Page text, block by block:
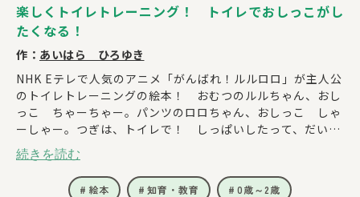
楽しくトイレトレーニング！ トイレでおしっこがし
たくなる！
作： あいはら ひろゆき
NHK Eテレで人気のアニメ「がんばれ！ルルロロ」が主人公
のトイレトレーニングの絵本！ おむつのルルちゃん、おし
っこ ちゃーちゃー。パンツのロロちゃん、おしっこ しゃ
ーしゃー。つぎは、トイレで！ しっぱいしたって、だいじ
ょうぶ。こんどは じょうずにできました！ にっこり え
がおで、はい ポーズ！ トイレトレーニングに最適の絵
本。１、２、３歳が、トイレでおしっこがしたくなる！
続きを読む
絵本 知育・教育 0歳～2歳